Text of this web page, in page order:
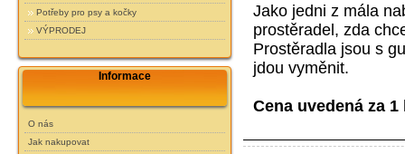
Potřeby pro psy a kočky
VÝPRODEJ
Informace
O nás
Jak nakupovat
Jako jedni z mála
prostěradel, zda
Prostěradla jsou s
jdou vyměnit.
Cena uvedená za 1